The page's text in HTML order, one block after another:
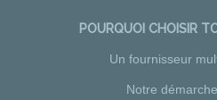
POURQUOI CHOISIR
Un fournisseur
Notre